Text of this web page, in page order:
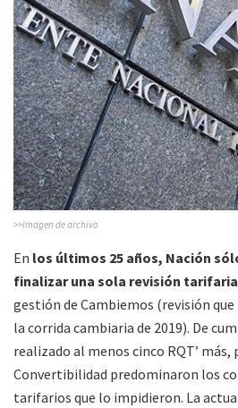
>>Imagen de archivo
En los últimos 25 años, Nación
finalizar una sola revisión tarifaria
gestión de Cambiemos (revisión
la corrida cambiaria de 2019). De
realizado al menos cinco RQT’ más,
Convertibilidad predominaron los
tarifarios que lo impidieron. La